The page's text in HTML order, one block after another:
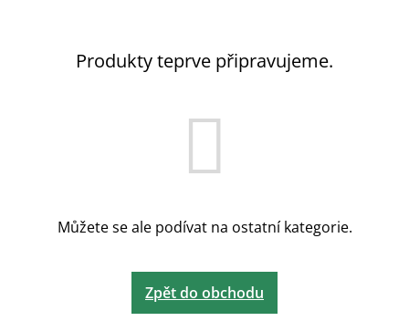
Produkty teprve připravujeme.
Můžete se ale podívat na ostatní kategorie.
Zpět do obchodu